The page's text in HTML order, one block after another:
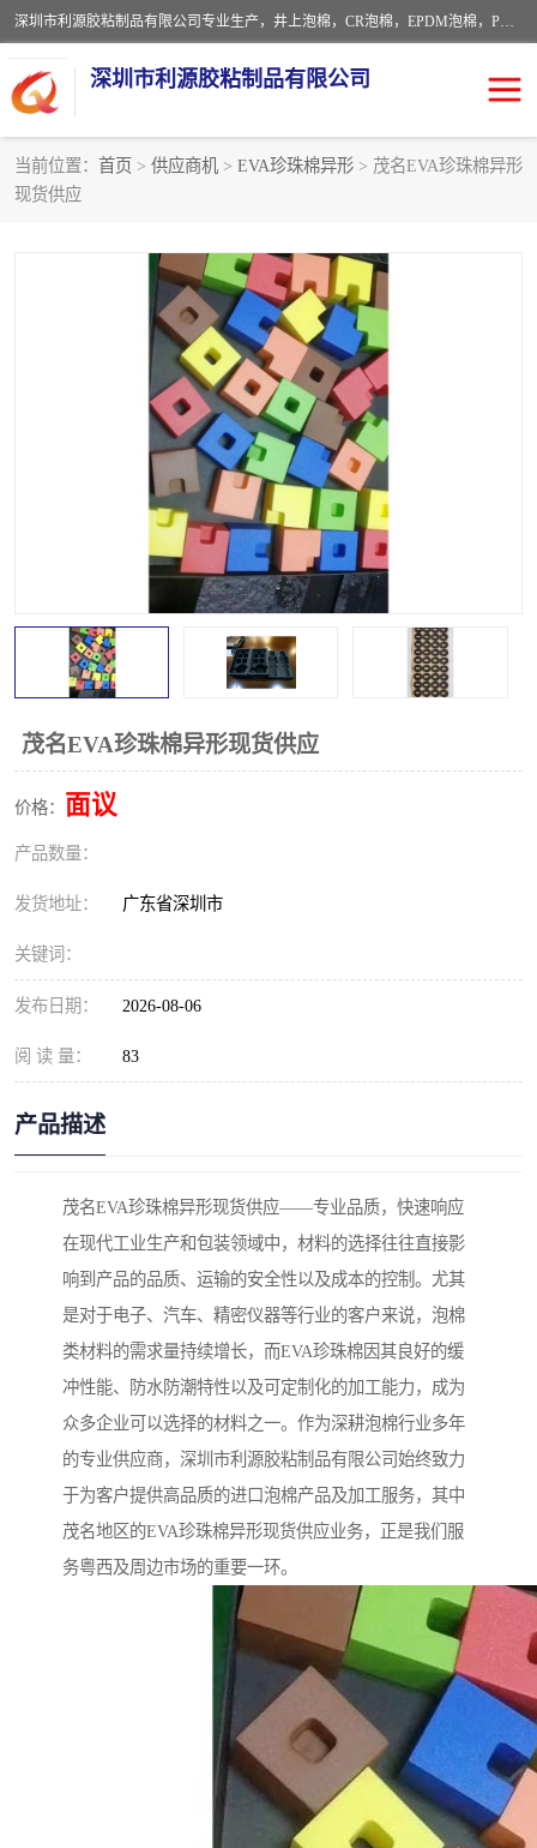
深圳市利源胶粘制品有限公司专业生产，井上泡棉，CR泡棉，EPDM泡棉，PORON泡棉厚度剖切，公差正负0.1mm，硅胶条，脚垫，异形一次成型，雕刻EVA海绵；包装材料:精密仪器、医疗器具、运输时缓冲、防震材料。建筑:住房装潢材料、房屋门窗密封；轻便、强韧性：轻便并且具有较强的韧性，良好的耐油性与耐溶剂性。隔热性：导热性低具有优越的保温性，具有的回弹性。
深圳市利源胶粘制品有限公司
当前位置： 首页 > 供应商机 > EVA珍珠棉异形 > 茂名EVA珍珠棉异形
现货供应
茂名EVA珍珠棉异形现货供应
价格： 面议
产品数量：
发货地址： 广东省深圳市
关键词：
发布日期： 2026-08-06
阅 读 量： 83
产品描述
茂名EVA珍珠棉异形现货供应——专业品质，快速响应
在现代工业生产和包装领域中，材料的选择往往直接影
响到产品的品质、运输的安全性以及成本的控制。尤其
是对于电子、汽车、精密仪器等行业的客户来说，泡棉
类材料的需求量持续增长，而EVA珍珠棉因其良好的缓
冲性能、防水防潮特性以及可定制化的加工能力，成为
众多企业可以选择的材料之一。作为深耕泡棉行业多年
的专业供应商，深圳市利源胶粘制品有限公司始终致力
于为客户提供高品质的进口泡棉产品及加工服务，其中
茂名地区的EVA珍珠棉异形现货供应业务，正是我们服
务粤西及周边市场的重要一环。
CR橡胶
防火海绵
EVA珍珠棉异形 硅胶脚垫